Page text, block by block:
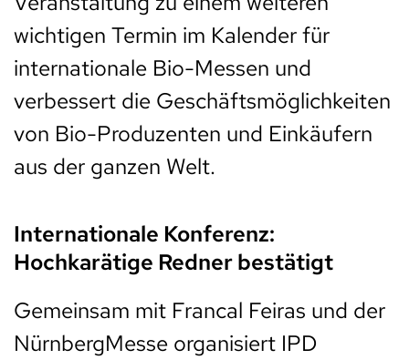
wichtigen Termin im Kalender für
internationale Bio-Messen und
verbessert die Geschäftsmöglichkeiten
von Bio-Produzenten und Einkäufern
aus der ganzen Welt.
Internationale Konferenz:
Hochkarätige Redner bestätigt
Gemeinsam mit Francal Feiras und der
NürnbergMesse organisiert IPD